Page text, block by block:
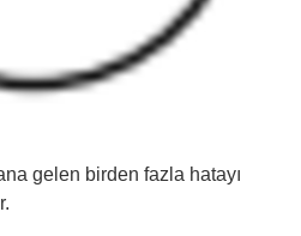
gelen birden fazla hatayı